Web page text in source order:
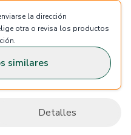
la dirección
otra o revisa los productos
similares
Detalles